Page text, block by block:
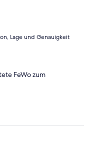
Lage und Genauigkeit
FeWo zum